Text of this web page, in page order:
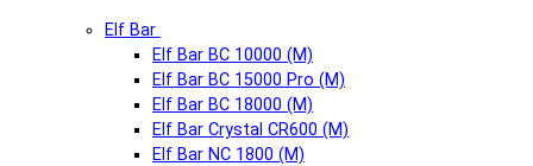
Elf Bar
Elf Bar BC 10000 (М)
Elf Bar BC 15000 Pro (М)
Elf Bar BC 18000 (М)
Elf Bar Crystal CR600 (М)
Elf Bar NC 1800 (М)